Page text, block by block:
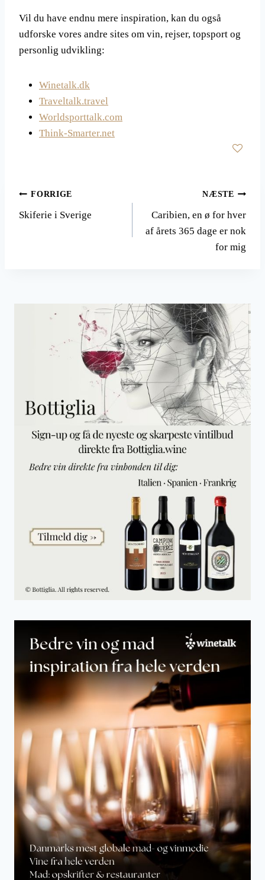
Vil du have endnu mere inspiration, kan du også
udforske vores andre sites om vin, rejser, topsport og
personlig udvikling:
Winetalk.dk
Traveltalk.travel
Worldsporttalk.com
Think-Smarter.net
Indlægsnavigation
FORRIGE
Skiferie i Sverige
NÆSTE
Caribien, en ø for hver
af årets 365 dage er nok
for mig